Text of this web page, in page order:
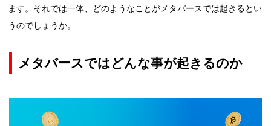
ます。それでは一体、どのようなことがメタバースでは起きるとい
うのでしょうか。
メタバースではどんな事が起きるのか